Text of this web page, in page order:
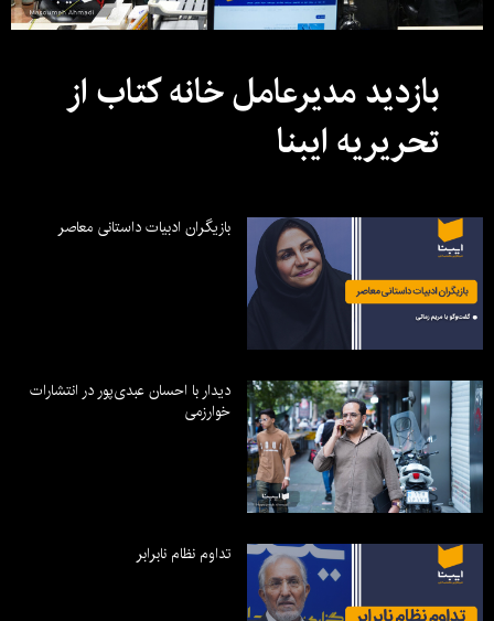
بازدید مدیرعامل خانه کتاب از
تحریریه ایبنا
بازیگران ادبیات داستانی معاصر
دیدار با احسان عبدی‌پور در انتشارات
خوارزمی
تداوم نظام نابرابر